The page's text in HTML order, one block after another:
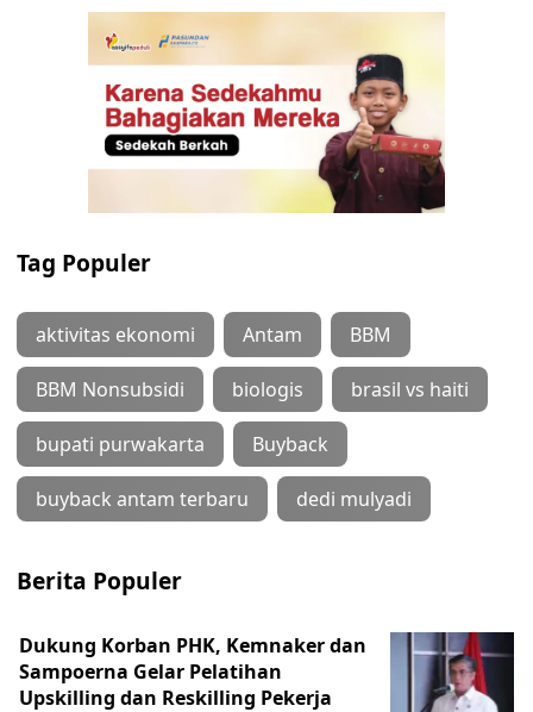
Tag Populer
aktivitas ekonomi Antam BBM
BBM Nonsubsidi biologis brasil vs haiti
bupati purwakarta Buyback
buyback antam terbaru dedi mulyadi
Berita Populer
Dukung Korban PHK, Kemnaker dan
Sampoerna Gelar Pelatihan
Upskilling dan Reskilling Pekerja